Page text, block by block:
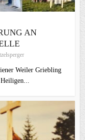
AN
Weiler Griebling